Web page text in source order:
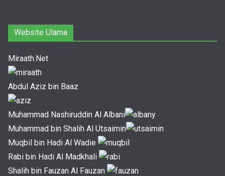
Website Ulama
Miraath.Net
Abdul Aziz bin Baaz
Muhammad Nashiruddin Al Albani
Muhammad bin Shalih Al Utsaimin
Muqbil bin Hadi Al Wadie
Rabi bin Hadi Al Madkhali
Shalih bin Fauzan Al Fauzan